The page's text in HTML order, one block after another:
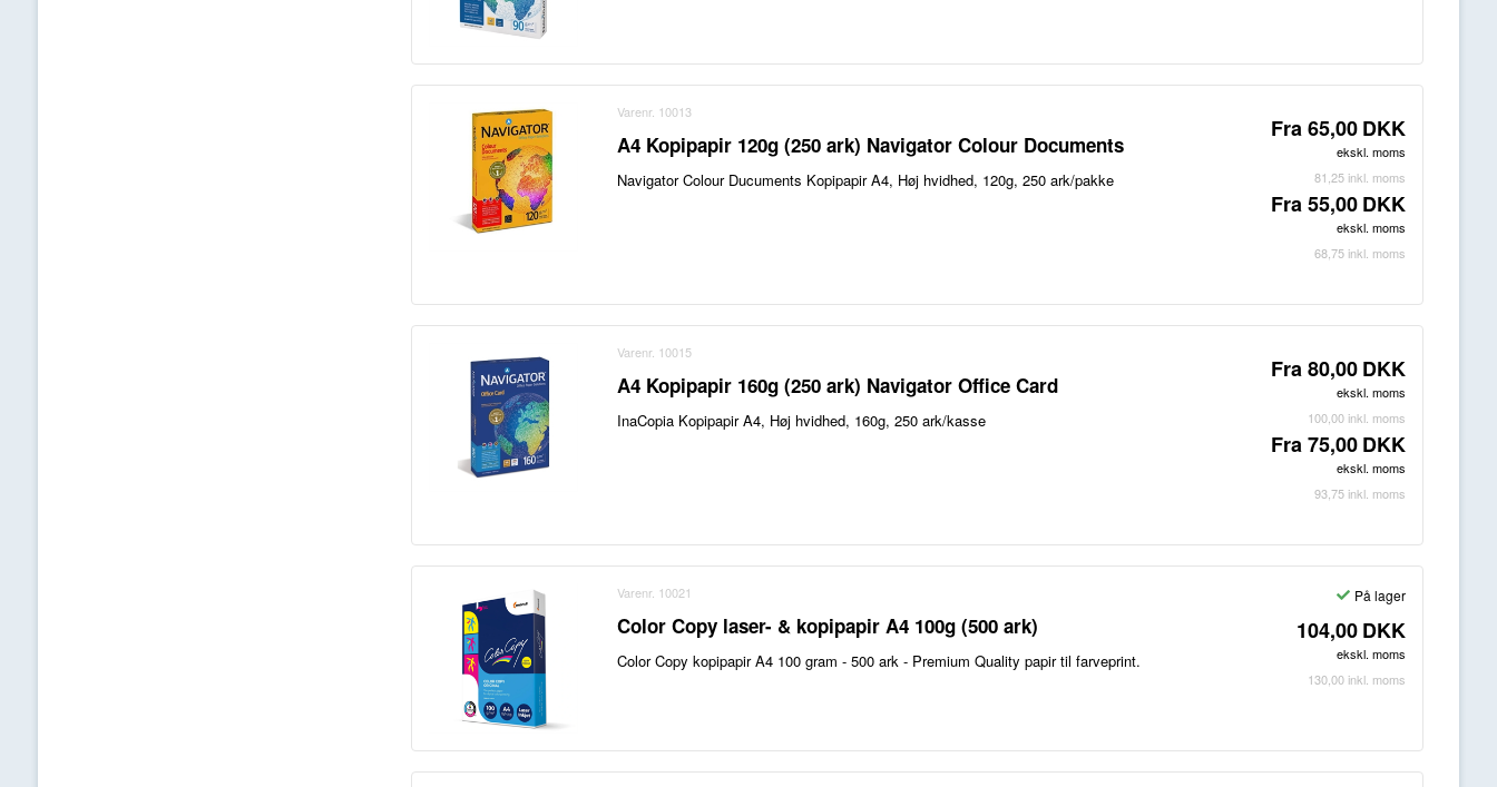
Varenr. 10013
A4 Kopipapir 120g (250 ark) Navigator Colour Documents
Navigator Colour Ducuments Kopipapir A4, Høj hvidhed, 120g, 250 ark/pakke
Fra65,00 DKK
ekskl. moms
81,25 inkl. moms
Fra55,00 DKK
ekskl. moms
68,75 inkl. moms
Varenr. 10015
A4 Kopipapir 160g (250 ark) Navigator Office Card
InaCopia Kopipapir A4, Høj hvidhed, 160g, 250 ark/kasse
Fra80,00 DKK
ekskl. moms
100,00 inkl. moms
Fra75,00 DKK
ekskl. moms
93,75 inkl. moms
Varenr. 10021
Color Copy laser- & kopipapir A4 100g (500 ark)
Color Copy kopipapir A4 100 gram - 500 ark - Premium Quality papir til farveprint.
På lager
104,00 DKK
ekskl. moms
130,00 inkl. moms